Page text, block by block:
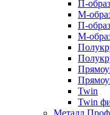
П-
М-
П-
М-
Twin
Twin
Металл